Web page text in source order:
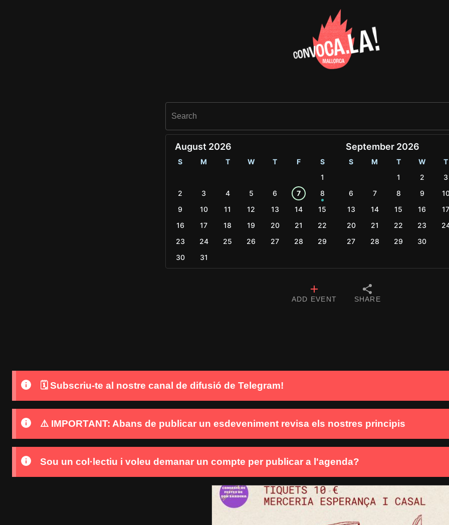
August 2026
S M T W T F
S
1
2
3 4 5 6 7
8
9
10 11 12 13 14
15
16
17 18 19 20 21
22
23
24 25 26 27 28
29
30
31
September 2026
S M T W T
1
2 3
6
7 8 9
13
14 15 16 17
20
21 22 23
27
28 29 30
ADD EVENT SHARE
🗓️ Subscriu-te al nostre canal de difusió de Telegram!
⚠️ IMPORTANT: Abans de publicar un esdeveniment revisa els nostres principis
Sou un col·lectiu i voleu demanar un compte per publicar a l'agenda?